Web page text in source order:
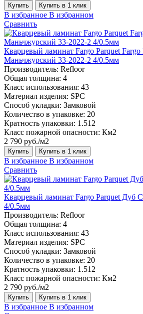
Купить Купить в 1 клик
В избранное В избранном
Сравнить
Кварцевый ламинат Fargo Parquet Fargo
Маньчжурский 33-2022-2 4/0.5мм
Производитель: Refloor
Общая толщина: 4
Класс использования: 43
Материал изделия: SPC
Способ укладки: Замковой
Количество в упаковке: 20
Кратность упаковки: 1.512
Класс пожарной опасности: Км2
2 790 руб./м2
Купить Купить в 1 клик
В избранное В избранном
Сравнить
Кварцевый ламинат Fargo Parquet Дуб
4/0.5мм
Производитель: Refloor
Общая толщина: 4
Класс использования: 43
Материал изделия: SPC
Способ укладки: Замковой
Количество в упаковке: 20
Кратность упаковки: 1.512
Класс пожарной опасности: Км2
2 790 руб./м2
Купить Купить в 1 клик
В избранное В избранном